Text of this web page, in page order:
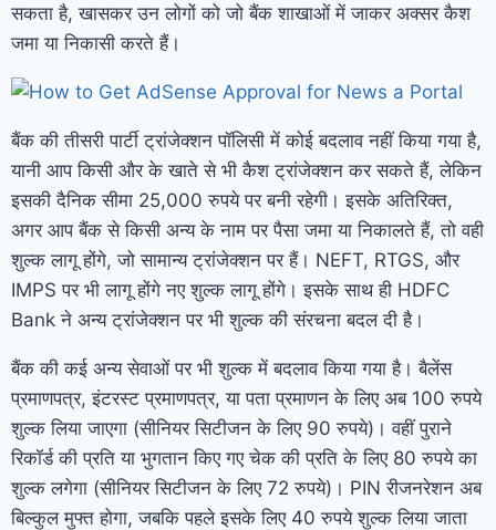
सकता है, खासकर उन लोगों को जो बैंक शाखाओं में जाकर अक्सर कैश
जमा या निकासी करते हैं।
बैंक की तीसरी पार्टी ट्रांजेक्शन पॉलिसी में कोई बदलाव नहीं किया गया है,
यानी आप किसी और के खाते से भी कैश ट्रांजेक्शन कर सकते हैं, लेकिन
इसकी दैनिक सीमा 25,000 रुपये पर बनी रहेगी। इसके अतिरिक्त,
अगर आप बैंक से किसी अन्य के नाम पर पैसा जमा या निकालते हैं, तो वही
शुल्क लागू होंगे, जो सामान्य ट्रांजेक्शन पर हैं। NEFT, RTGS, और
IMPS पर भी लागू होंगे नए शुल्क लागू होंगे। इसके साथ ही HDFC
Bank ने अन्य ट्रांजेक्शन पर भी शुल्क की संरचना बदल दी है।
बैंक की कई अन्य सेवाओं पर भी शुल्क में बदलाव किया गया है। बैलेंस
प्रमाणपत्र, इंटरस्ट प्रमाणपत्र, या पता प्रमाणन के लिए अब 100 रुपये
शुल्क लिया जाएगा (सीनियर सिटीजन के लिए 90 रुपये)। वहीं पुराने
रिकॉर्ड की प्रति या भुगतान किए गए चेक की प्रति के लिए 80 रुपये का
शुल्क लगेगा (सीनियर सिटीजन के लिए 72 रुपये)। PIN रीजनरेशन अब
बिल्कुल मुफ्त होगा, जबकि पहले इसके लिए 40 रुपये शुल्क लिया जाता